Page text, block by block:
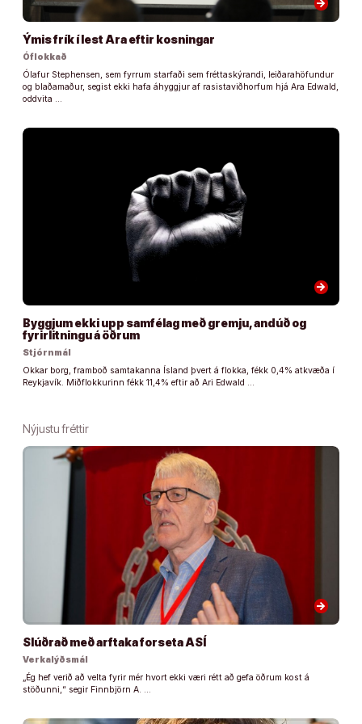
arrow_forward
Ýmis frík í lest Ara eftir kosningar
Óflokkað
Ólafur Stephensen, sem fyrrum starfaði sem fréttaskýrandi, leiðarahöfundur
og blaðamaður, segist ekki hafa áhyggjur af rasistaviðhorfum hjá Ara Edwald,
oddvita …
arrow_forward
Byggjum ekki upp samfélag með gremju, andúð og
fyrirlitningu á öðrum
Stjórnmál
Okkar borg, framboð samtakanna Ísland þvert á flokka, fékk 0,4% atkvæða í
Reykjavík. Miðflokkurinn fékk 11,4% eftir að Ari Edwald …
Nýjustu fréttir
arrow_forward
Slúðrað með arftaka forseta ASÍ
Verkalýðsmál
„Ég hef verið að velta fyrir mér hvort ekki væri rétt að gefa öðrum kost á
stöðunni,“ segir Finnbjörn A. …